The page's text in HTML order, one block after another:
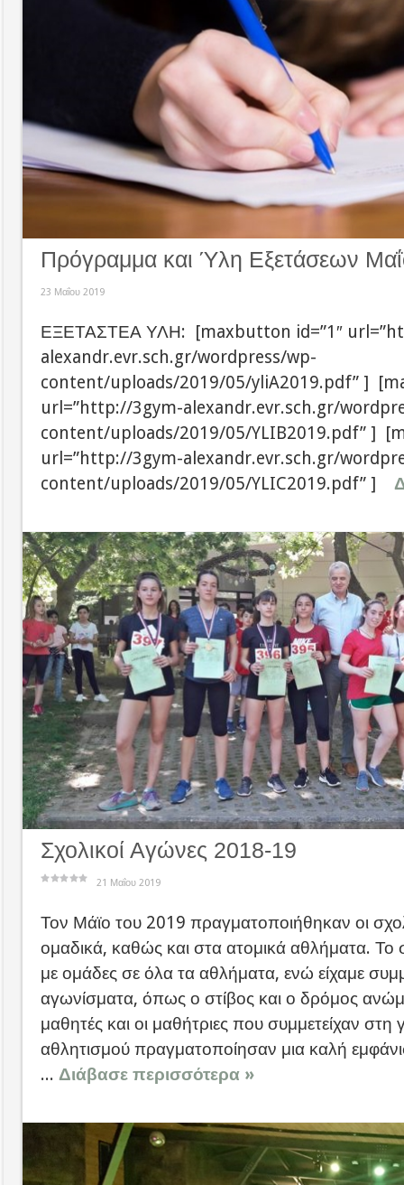
Πρόγραμμα και Ύλη Εξετάσεων
23 Μαΐου 2019
ΕΞΕΤΑΣΤΕΑ ΥΛΗ: [maxbutton id=”1″
alexandr.evr.sch.gr/wordpress/wp-
content/uploads/2019/05/yliA2019.pdf” ]
url=”http://3gym-alexandr.evr.sch.gr/
content/uploads/2019/05/YLIB2019.pdf” ]
url=”http://3gym-alexandr.evr.sch.gr/
content/uploads/2019/05/YLIC2019.pdf” ]
Σχολικοί Αγώνες 2018-19
21 Μαΐου 2019
Τον Μάϊο του 2019 πραγματοποιήθηκαν οι
ομαδικά, καθώς και στα ατομικά αθλήματα. Το
με ομάδες σε όλα τα αθλήματα, ενώ είχαμε
αγωνίσματα, όπως ο στίβος και ο δρόμος
μαθητές και οι μαθήτριες που συμμετείχαν στη
αθλητισμού πραγματοποίησαν μια καλή
... Διάβασε περισσότερα »